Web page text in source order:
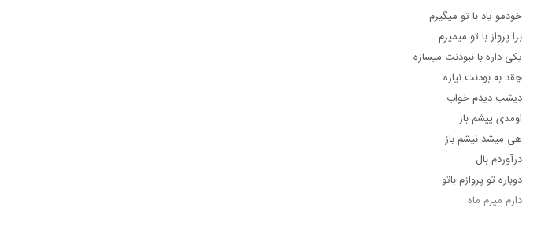
خودمو یاد با تو میگیرم
برا پرواز با تو میمیرم
یکی داره با نبودنت میسازه
چقد به بودنت نیازه
دیشب دیدم خواب
اومدی پیشم باز
هی میشد نیشم باز
درآوردم بال
دوباره تو پروازم باتو
دارم میرم ماه